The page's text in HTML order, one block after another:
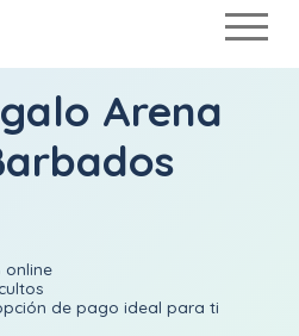
Arena
online
de pago ideal para ti